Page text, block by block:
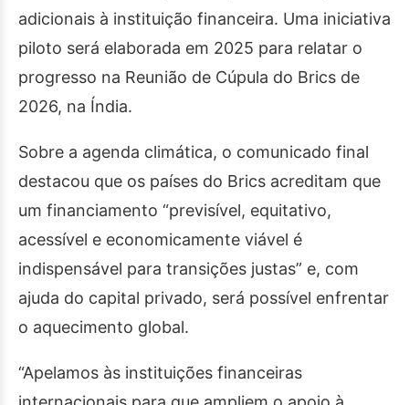
adicionais à instituição financeira. Uma iniciativa
piloto será elaborada em 2025 para relatar o
progresso na Reunião de Cúpula do Brics de
2026, na Índia.
Sobre a agenda climática, o comunicado final
destacou que os países do Brics acreditam que
um financiamento “previsível, equitativo,
acessível e economicamente viável é
indispensável para transições justas” e, com
ajuda do capital privado, será possível enfrentar
o aquecimento global.
“Apelamos às instituições financeiras